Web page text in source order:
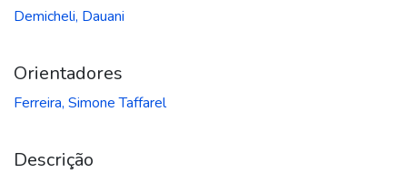
Demicheli, Dauani
Orientadores
Ferreira, Simone Taffarel
Descrição